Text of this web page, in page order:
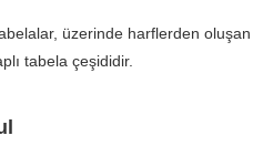
üzerinde harflerden
tabela çeşididir.